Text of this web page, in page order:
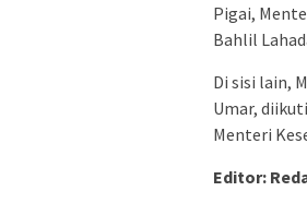
Pigai,
Bahlil
Di sisi lain,
Umar,
Menteri
Editor: